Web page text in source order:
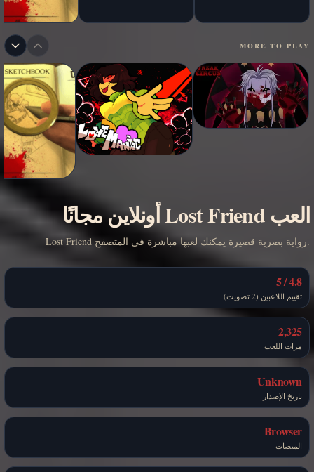
MORE TO PLAY
العب Lost Friend أونلاين مجانًا
Lost Friend رواية بصرية قصيرة يمكنك لعبها مباشرة في المتصفح.
4.8 / 5
تقييم اللاعبين (2 تصويت)
2,325
مرات اللعب
Unknown
تاريخ الإصدار
Browser
المنصات